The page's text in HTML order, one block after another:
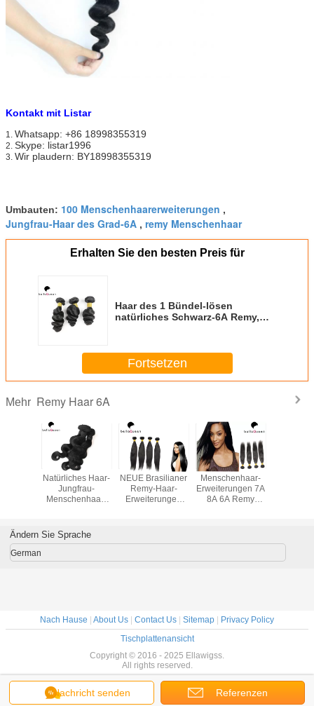
Kontakt mit Listar
1. Whatsapp: +86 18998355319
2. Skype: listar1996
3. Wir plaudern: BY18998355319
Umbauten: 100 Menschenhaarerweiterungen ,
Jungfrau-Haar des Grad-6A , remy Menschenhaar
Erhalten Sie den besten Preis für
Haar des 1 Bündel-lösen
natürliches Schwarz-6A Remy,
Fortsetzen
Mehr Remy Haar 6A
100
für
Natürliches Haar-
Jungfrau-
Menschenhaar-
Haar-Spinnen des
Schwarz-6A
NEUE Brasilianer
Remy-Haar-
Erweiterungen
6a
Menschenhaar-
Erweiterungen 7A
8A 6A Remy
Nachricht senden Referenzen
Ändern Sie Sprache
German
Nach Hause About Us Contact Us Sitemap
Privacy Policy
Tischplattenansicht
Copyright © 2016 - 2025 Ellawigss.
All rights reserved.